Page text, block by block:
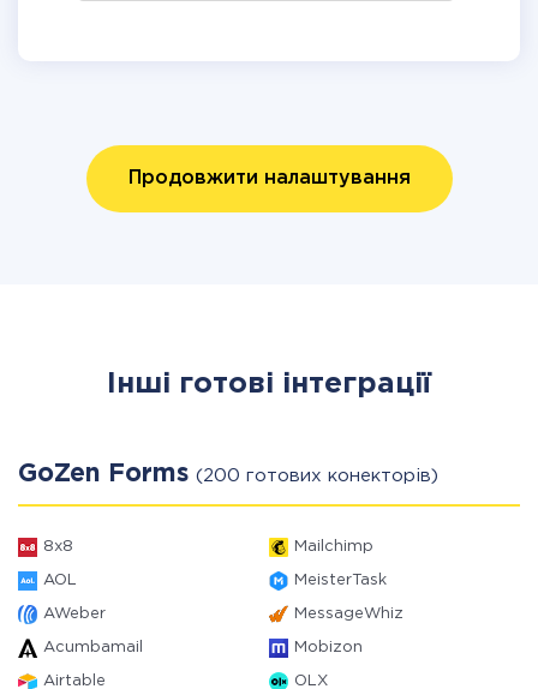
Продовжити налаштування
Інші готові інтеграції
GoZen Forms (200 готових конекторів)
8x8 Mailchimp
AOL MeisterTask
AWeber MessageWhiz
Acumbamail Mobizon
Airtable OLX